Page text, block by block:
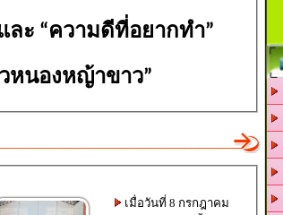
ละ “ความดีที่อยากทำ”
หนองหญ้าขาว”
เมื่อวันที่ 8 กรกฎาคม